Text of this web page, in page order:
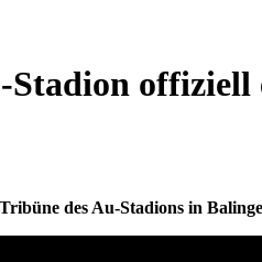
offiziell
des Au-Stadions in